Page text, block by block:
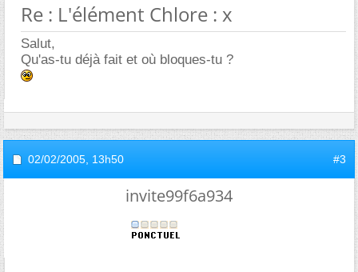
Re : L'élément Chlore : x
Salut,
Qu'as-tu déjà fait et où bloques-tu ?
02/02/2005, 13h50 #3
invite99f6a934